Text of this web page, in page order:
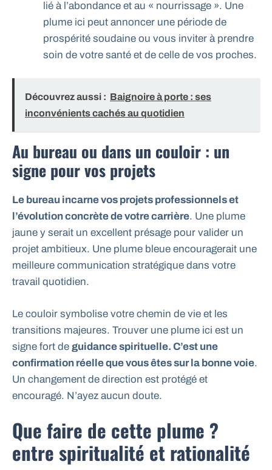
lié à l’abondance et au « nourrissage ». Une
plume ici peut annoncer une période de
prospérité soudaine ou vous inviter à prendre
soin de votre santé et de celle de vos proches.
Découvrez aussi : Baignoire à porte : ses
inconvénients cachés au quotidien
Au bureau ou dans un couloir : un
signe pour vos projets
Le bureau incarne vos projets professionnels et
l’évolution concrète de votre carrière. Une plume
jaune y serait un excellent présage pour valider un
projet ambitieux. Une plume bleue encouragerait une
meilleure communication stratégique dans votre
travail quotidien.
Le couloir symbolise votre chemin de vie et les
transitions majeures. Trouver une plume ici est un
signe fort de guidance spirituelle. C’est une
confirmation réelle que vous êtes sur la bonne voie.
Un changement de direction est protégé et
encouragé. N’ayez aucun doute.
Que faire de cette plume ?
entre spiritualité et rationalité